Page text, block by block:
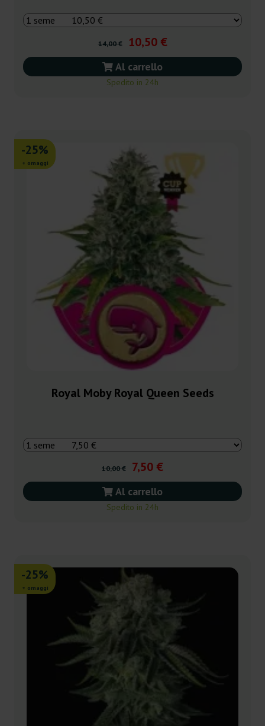
14,00 € 10,50 €
Al carrello
Spedito in 24h
-25%
+ omaggi
Royal Moby Royal Queen Seeds
10,00 € 7,50 €
Al carrello
Spedito in 24h
-25%
+ omaggi